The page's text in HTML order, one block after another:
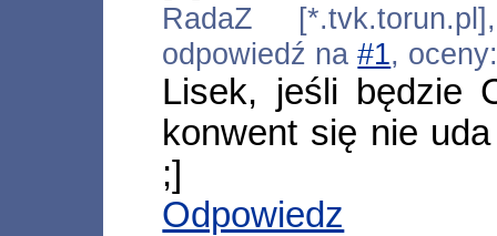
RadaZ
odpowiedź na#1,
Lisek, jeśli będzie
konwent się nie
;]
Odpowiedz